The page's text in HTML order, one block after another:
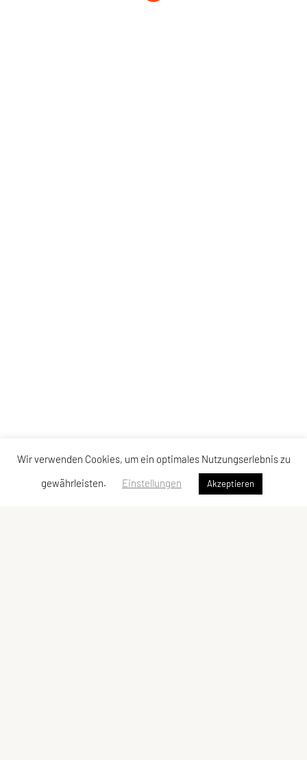
Wir verwenden Cookies, um ein optimales Nutzungserlebnis zu
gewährleisten.
Einstellungen Akzeptieren